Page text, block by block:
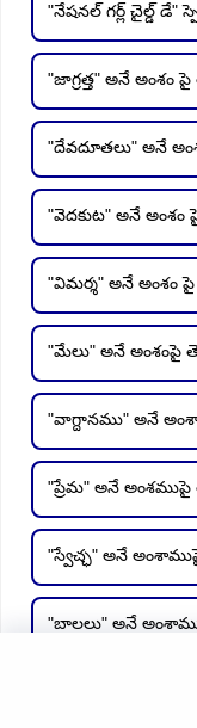
"నేషనల్ గర్ల్ చైల్డ్ డే"
"జాగ్రత్త" అనే అంశం
"దేవదూతలు" అనే
"వెదకుట" అనే అంశం
"విమర్శ" అనే అంశం పై
"మేలు" అనే అంశంపై
"వాగ్దానము" అనే
"ప్రేమ" అనే అంశముపై
"స్వేచ్ఛ" అనే
"బాలలు" అనే